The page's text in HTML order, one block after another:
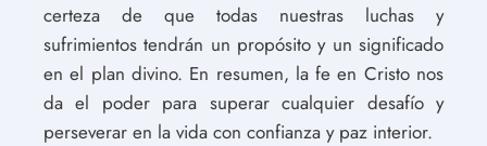
certeza de que todas nuestras luchas y
sufrimientos tendrán un propósito y un significado
en el plan divino. En resumen, la fe en Cristo nos
da el poder para superar cualquier desafío y
perseverar en la vida con confianza y paz interior.